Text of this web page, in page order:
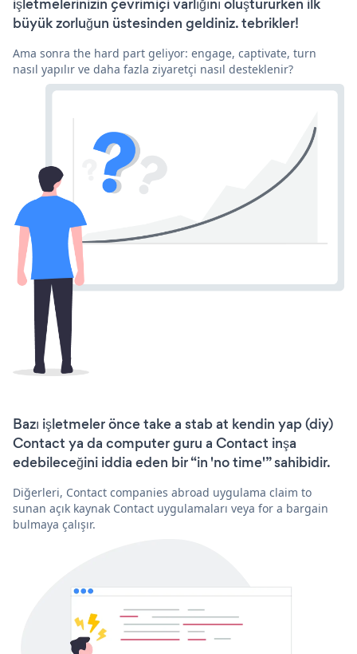
büyük zorluğun üstesinden geldiniz. tebrikler!
Ama sonra the hard part geliyor: engage, captivate, turn
nasıl yapılır ve daha fazla ziyaretçi nasıl desteklenir?
Bazı işletmeler önce take a stab at kendin yap (diy)
Contact ya da computer guru a Contact inşa
edebileceğini iddia eden bir “in 'no time'” sahibidir.
Diğerleri, Contact companies abroad uygulama claim to
sunan açık kaynak Contact uygulamaları veya for a bargain
bulmaya çalışır.